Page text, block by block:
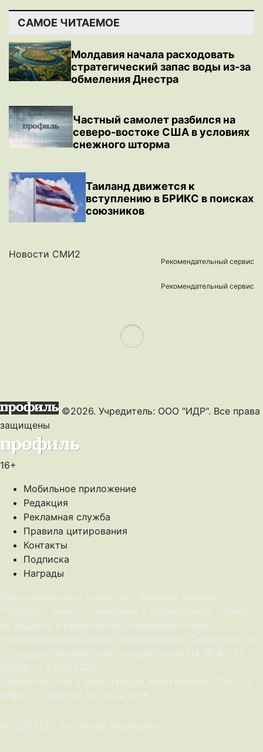
САМОЕ ЧИТАЕМОЕ
Молдавия начала расходовать
стратегический запас воды из-за
обмеления Днестра
Частный самолет разбился на
северо-востоке США в условиях
снежного шторма
Таиланд движется к
вступлению в БРИКС в поисках
союзников
Новости СМИ2
Рекомендательный сервис
Рекомендательный сервис
©2026. Учредитель: ООО "ИДР". Все права
защищены
16+
Мобильное приложение
Редакция
Рекламная служба
Правила цитирования
Контакты
Подписка
Награды
Информационное агентство "Деловой журнал
"Профиль" зарегистрировано в Федеральной службе
по надзору в сфере связи, информационных
технологий и массовых коммуникаций. Свидетельство
о государственной регистрации серии ИА № ФС 77 -
89668 от 23.06.2025
Cвидетельство о регистрации электронного СМИ Эл
NºФС77-73069 от 09 июня 2018 г.
©2026 ИДР. Все права защищены.